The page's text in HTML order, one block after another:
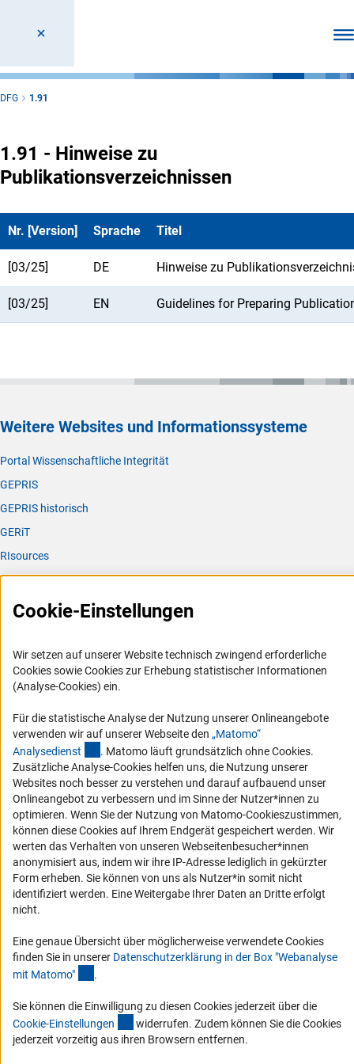
DFG 1.91
1.91 - Hinweise zu
Publikationsverzeichnissen
Nr. [Version] Sprache Titel
[03/25] DE Hinweise zu
[03/25] EN Guidelines for Preparing
Weitere Websites und Informationssysteme
Portal Wissenschaftliche Integrität
GEPRIS
GEPRIS historisch
GERiT
RIsources
Service
Presse
Karriere
Logo und Corporate Design
RSS-Feeds
Compliance
Vergabeverfahren
Barrierefreiheit
Service und Informationen für Menschen mit Behinderungen
Erklärung zur Barrierefreiheit
Barriere melden
DFG-aktuell
schauen Sie sich die Ausgaben online an.
Cookie-Einstellungen
Wir setzen auf unserer Website technisch zwingend erforderliche
Cookies sowie Cookies zur Erhebung statistischer Informationen
(Analyse-Cookies) ein.
Für die statistische Analyse der Nutzung unserer Onlineangebote
verwenden wir auf unserer Webseite den „Matomo“
Analysedienst (externer Link)
. Matomo läuft grundsätzlich ohne Cookies.
Zusätzliche Analyse-Cookies helfen uns, die Nutzung unserer
Websites noch besser zu verstehen und darauf aufbauend unser
Onlineangebot zu verbessern und im Sinne der Nutzer*innen zu
optimieren. Wenn Sie der Nutzung von Matomo-Cookieszustimmen,
können diese Cookies auf Ihrem Endgerät gespeichert werden. Wir
werten das Verhalten von unseren Webseitenbesucher*innen
anonymisiert aus, indem wir ihre IP-Adresse lediglich in gekürzter
Form erheben. Sie können von uns als Nutzer*in somit nicht
identifiziert werden. Eine Weitergabe Ihrer Daten an Dritte erfolgt
nicht.
Eine genaue Übersicht über möglicherweise verwendete Cookies
finden Sie in unserer Datenschutzerklärung in der Box "Webanalyse
mit Matomo" .
Sie können die Einwilligung zu diesen Cookies jederzeit über die
Cookie-Einstellungen (interner Link)
widerrufen. Zudem können Sie die Cookies
jederzeit vorzeitig aus ihren Browsern entfernen.